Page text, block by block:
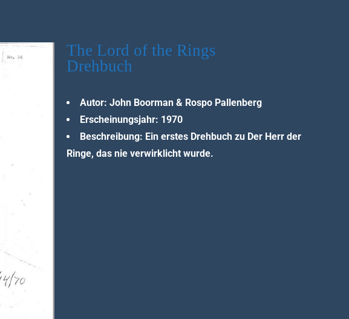
The Lord of the Rings
Drehbuch
Autor: John Boorman & Rospo Pallenberg
Erscheinungsjahr: 1970
Beschreibung: Ein erstes Drehbuch zu Der Herr der
Ringe, das nie verwirklicht wurde.